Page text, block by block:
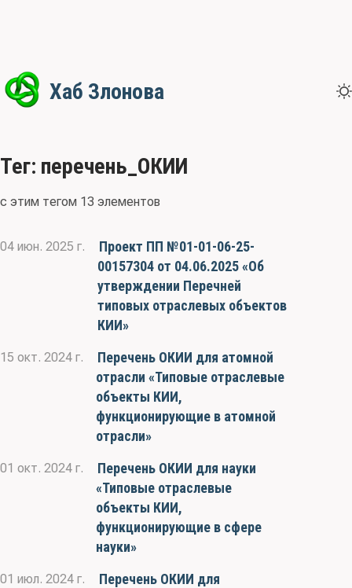
Хаб Злонова
Тег: перечень_ОКИИ
с этим тегом 13 элементов
04 июн. 2025 г.
Проект ПП №01-01-06-25-
00157304 от 04.06.2025 «Об
утверждении Перечней
типовых отраслевых объектов
КИИ»
15 окт. 2024 г.
Перечень ОКИИ для атомной
отрасли «Типовые отраслевые
объекты КИИ,
функционирующие в атомной
отрасли»
01 окт. 2024 г.
Перечень ОКИИ для науки
«Типовые отраслевые
объекты КИИ,
функционирующие в сфере
науки»
01 июл. 2024 г.
Перечень ОКИИ для